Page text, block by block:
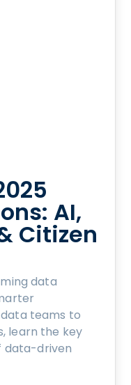
AI,
Citizen
data
teams to
learn the key
data-driven